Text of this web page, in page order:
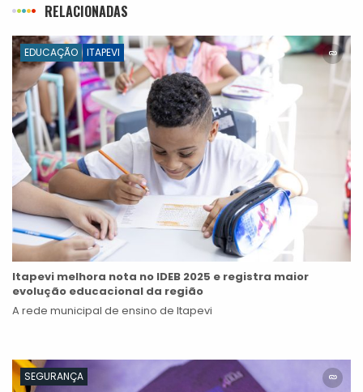
RELACIONADAS
EDUCAÇÃO ITAPEVI
Itapevi melhora nota no IDEB 2025 e registra maior
evolução educacional da região
A rede municipal de ensino de Itapevi
SEGURANÇA